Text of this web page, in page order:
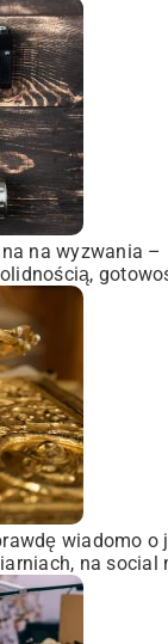
na wyzwania
wiadomo o
na